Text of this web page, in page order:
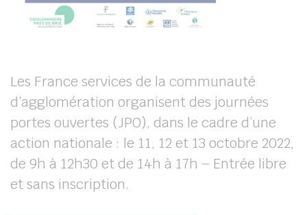
Les France services de la communauté
d’agglomération organisent des journées
portes ouvertes (JPO), dans le cadre d’une
action nationale : le 11, 12 et 13 octobre 2022,
de 9h à 12h30 et de 14h à 17h – Entrée libre
et sans inscription.